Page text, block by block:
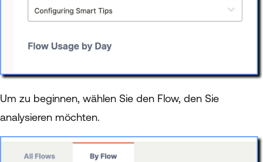
Um zu beginnen, wählen Sie den Flow, den Sie
analysieren möchten.